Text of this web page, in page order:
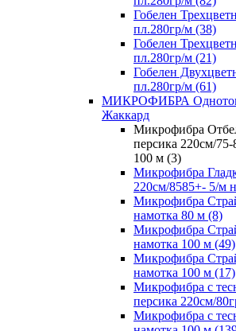
Гобелен
пл.280гр/м (38)
Гобелен
пл.280гр/м (21)
Гобелен
пл.280гр/м (61)
МИКРОФИБРА
Жаккард
Микрофибра
персика 220см/
100 м (3)
Микрофибра
220см/8585+- 5/м
Микрофибра
намотка 80 м (8)
Микрофибра
намотка 100 м (49)
Микрофибра
намотка 100 м (17)
Микрофибра с
персика 220см/
Микрофибра с